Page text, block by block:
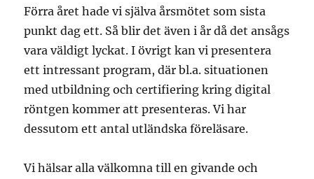
Förra året hade vi själva årsmötet som sista
punkt dag ett. Så blir det även i år då det ansågs
vara väldigt lyckat. I övrigt kan vi presentera
ett intressant program, där bl.a. situationen
med utbildning och certifiering kring digital
röntgen kommer att presenteras. Vi har
dessutom ett antal utländska föreläsare.
Vi hälsar alla välkomna till en givande och